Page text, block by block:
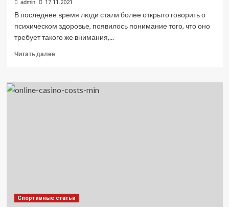
admin 17.11.2021
В последнее время люди стали более открыто говорить о
психическом здоровье, появилось понимание того, что оно
требует такого же внимания,...
Читать далееПрочитать
Что
такое
Спортивные статьи